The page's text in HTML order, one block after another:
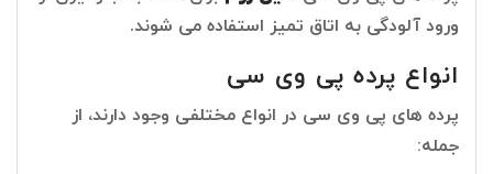
ورود آلودگی به اتاق تمیز استفاده می شوند.
انواع پرده پی وی سی
پرده های پی وی سی در انواع مختلفی وجود دارند، از
جمله: